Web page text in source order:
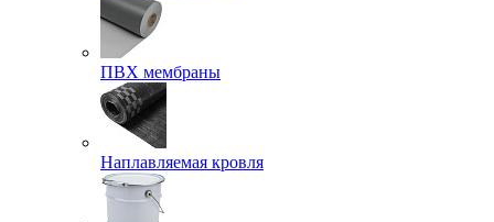
ПВХ мембраны
Наплавляемая кровля